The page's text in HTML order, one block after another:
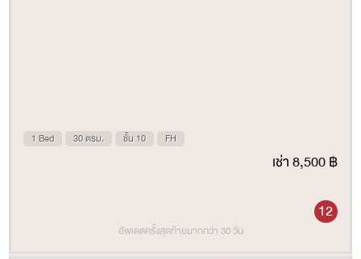
1 Bed 30 ตรม. ชั้น 10 FH
เช่า 8,500 ฿
12
อัพเดตครั้งสุดท้ายมากกว่า 30 วัน